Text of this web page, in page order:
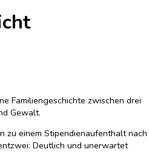
Familiengeschichte zwischen drei
Gewalt.
zu einem Stipendienaufenthalt nach
Deutlich und unerwartet